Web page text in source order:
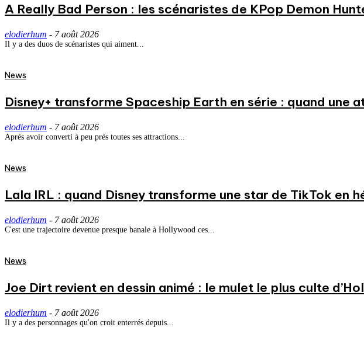
A Really Bad Person : les scénaristes de KPop Demon
elodierhum - 7 août 2026
Il y a des duos de scénaristes qui aiment...
News
Disney+ transforme Spaceship Earth en série : quand une
elodierhum - 7 août 2026
Après avoir converti à peu près toutes ses attractions...
News
Lala IRL : quand Disney transforme une star de TikTok en
elodierhum - 7 août 2026
C'est une trajectoire devenue presque banale à Hollywood ces...
News
Joe Dirt revient en dessin animé : le mulet le plus culte
elodierhum - 7 août 2026
Il y a des personnages qu'on croit enterrés depuis...